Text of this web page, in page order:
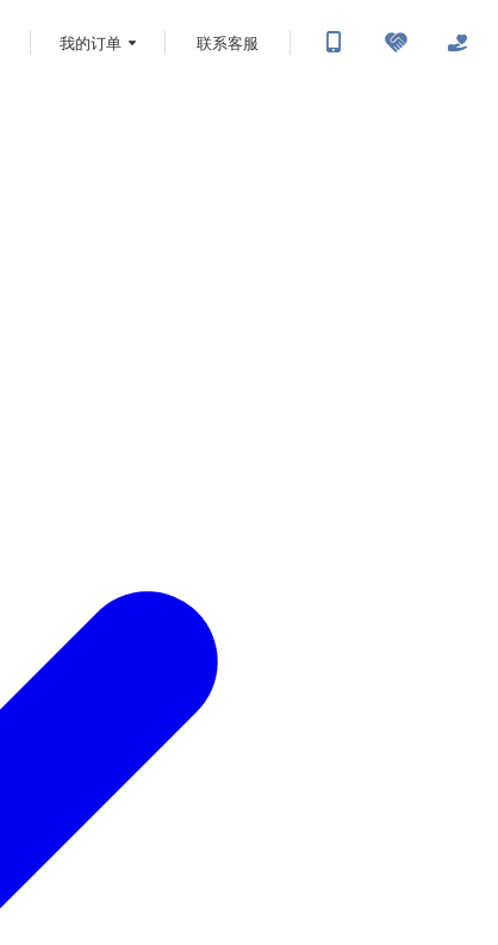
我的订单 联系客服